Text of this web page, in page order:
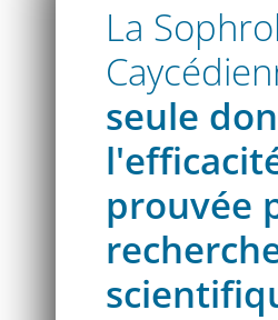
La
seule
prouvée